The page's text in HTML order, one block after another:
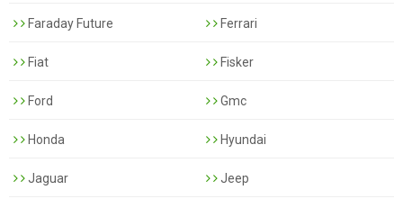
Faraday Future Ferrari
Fiat Fisker
Ford Gmc
Honda Hyundai
Jaguar Jeep